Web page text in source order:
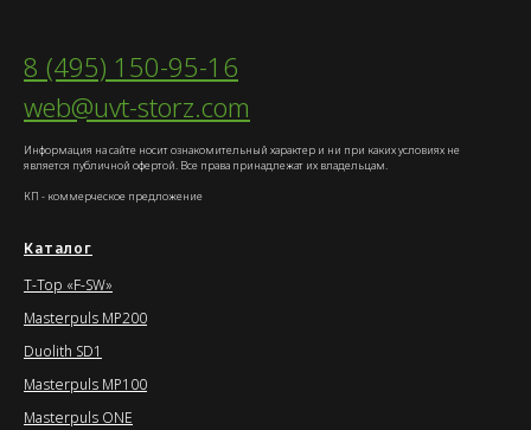
8 (495) 150-95-16
web@uvt-storz.com
Информация на сайте носит ознакомительный характер и ни при каких условиях не
является публичной офертой. Все права принадлежат их владельцам.
КП - коммерческое предложение
Каталог
T-Top «F-SW»
Masterpuls MP200
Duolith SD1
Masterpuls MP100
Masterpuls ONE